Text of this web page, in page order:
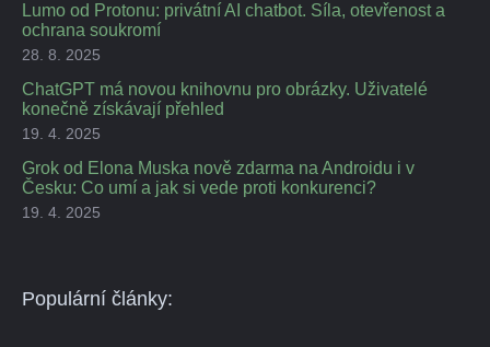
Lumo od Protonu: privátní AI chatbot. Síla, otevřenost a
ochrana soukromí
28. 8. 2025
ChatGPT má novou knihovnu pro obrázky. Uživatelé
konečně získávají přehled
19. 4. 2025
Grok od Elona Muska nově zdarma na Androidu i v
Česku: Co umí a jak si vede proti konkurenci?
19. 4. 2025
Populární články: